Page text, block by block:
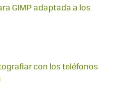
GIMP adaptada a los
con los teléfonos